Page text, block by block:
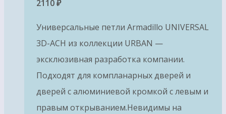
2110₽
Универсальные петли Armadillo UNIVERSAL
3D-ACH из коллекции URBAN —
эксклюзивная разработка компании.
Подходят для компланарных дверей и
дверей с алюминиевой кромкой с левым и
правым открыванием.Невидимы на